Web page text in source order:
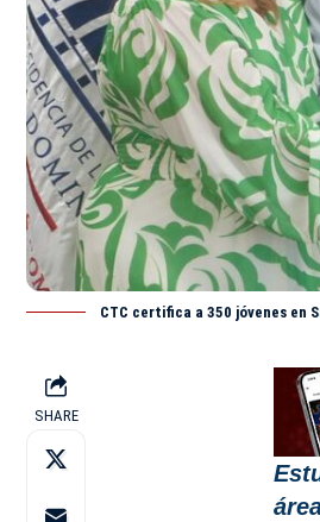
CTC certifica a 350 jóvenes en
SHARE